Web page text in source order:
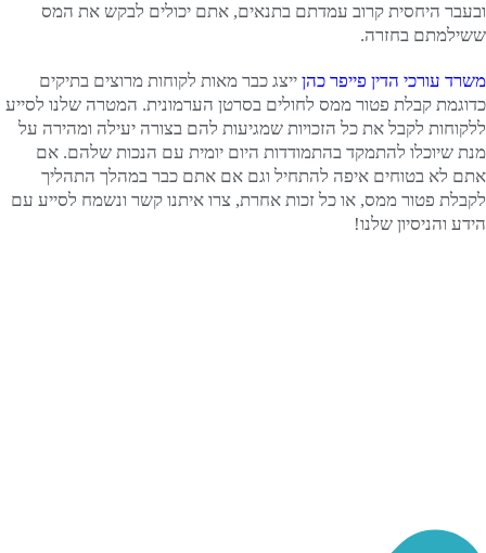
ובעבר היחסית קרוב עמדתם בתנאים, אתם יכולים לבקש את המס
ששילמתם בחזרה.
משרד עורכי הדין פייפר כהן ייצג כבר מאות לקוחות מרוצים בתיקים
כדוגמת קבלת פטור ממס לחולים בסרטן הערמונית. המטרה שלנו לסייע
ללקוחות לקבל את כל הזכויות שמגיעות להם בצורה יעילה ומהירה על
מנת שיוכלו להתמקד בהתמודדות היום יומית עם הנכות שלהם. אם
אתם לא בטוחים איפה להתחיל וגם אם אתם כבר במהלך התהליך
לקבלת פטור ממס, או כל זכות אחרת, צרו איתנו קשר ונשמח לסייע עם
הידע והניסיון שלנו!